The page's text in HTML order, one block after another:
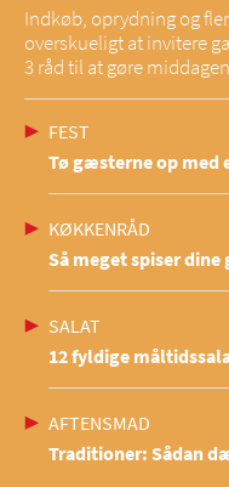
Indkøb, oprydning og
overskueligt at invitere
3 råd til at gøre
FEST
Tø gæsterne op med
KØKKENRÅD
Så meget spiser
SALAT
12 fyldige
AFTENSMAD
Traditioner: Sådan